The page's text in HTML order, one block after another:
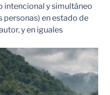
intencional y simultáneo
personas) en estado de
y en iguales